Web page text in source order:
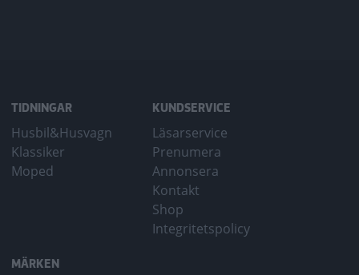
TIDNINGAR
Husbil&Husvagn
Klassiker
Moped
KUNDSERVICE
Läsarservice
Prenumera
Annonsera
Kontakt
Shop
Integritetspolicy
MÄRKEN